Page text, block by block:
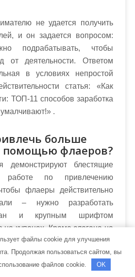
не удается получить
и он задается вопросом:
подрабатывать, чтобы
от деятельности. Ответом
в условиях непростой
статья: «Как
ТОП-11 способов заработка
.
больше
помощью флаеров?
демонстрируют блестящие
работе по привлечению
флаеры действительно
– нужно разработать
и крупным шрифтом
на купонах. Кроме слогана на
быть перечислены
преимущества, которые
компанию над
файлы cookie для улучшения
Продолжая пользоваться сайтом, вы
файлов cookie.
OK